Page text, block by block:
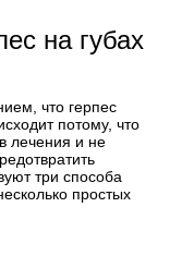
на губах
что герпес
потому, что
лечения и не
три способа
простых